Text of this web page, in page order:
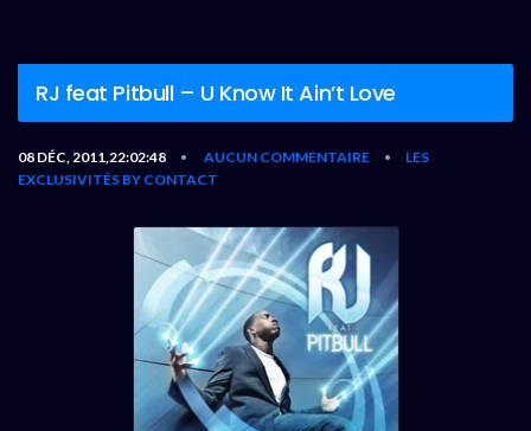
RJ feat Pitbull – U Know It Ain’t Love
08 DÉC, 2011,22:02:48 • AUCUN COMMENTAIRE •
LES
EXCLUSIVITÉS BY CONTACT